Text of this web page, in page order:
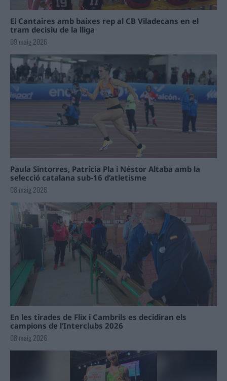
El Cantaires amb baixes rep al CB Viladecans en el
tram decisiu de la lliga
09 maig 2026
Paula Sintorres, Patrícia Pla i Néstor Altaba amb la
selecció catalana sub-16 d’atletisme
08 maig 2026
En les tirades de Flix i Cambrils es decidiran els
campions de l’Interclubs 2026
08 maig 2026